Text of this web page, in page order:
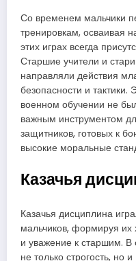
Со временем мальчики
тренировкам, осваивая
этих играх всегда
Старшие учители и
направляли действия
безопасности и
военном обучении не
важным инструментом
защитников, готовых к
высокие моральные
Казачья
Казачья дисциплина
мальчиков, формируя
и уважение к старшим.
не только строгость, но